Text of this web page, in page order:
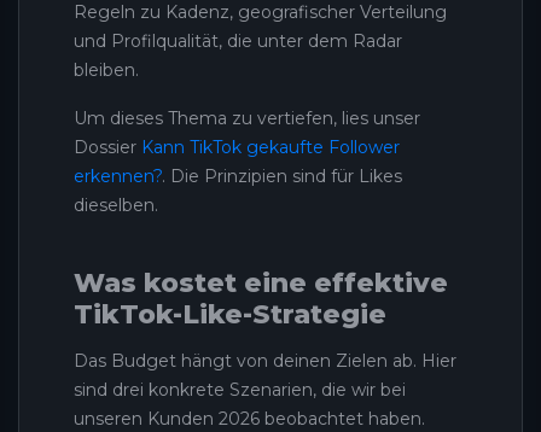
Regeln zu Kadenz, geografischer Verteilung
und Profilqualität, die unter dem Radar
bleiben.
Um dieses Thema zu vertiefen, lies unser
Dossier Kann TikTok gekaufte Follower
erkennen?. Die Prinzipien sind für Likes
dieselben.
Was kostet eine effektive
TikTok-Like-Strategie
Das Budget hängt von deinen Zielen ab. Hier
sind drei konkrete Szenarien, die wir bei
unseren Kunden 2026 beobachtet haben.